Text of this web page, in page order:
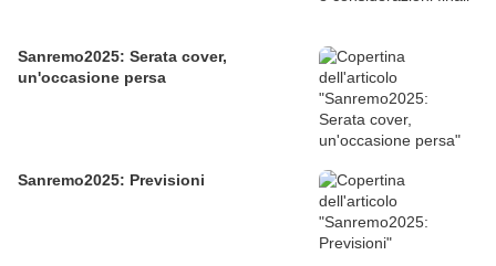
Sanremo2025: Serata cover,
un'occasione persa
Sanremo2025: Previsioni